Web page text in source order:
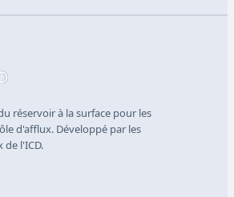
réservoir à la surface pour les
d'afflux. Développé par les
l'ICD.